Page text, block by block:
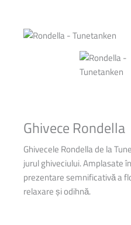
Ghivece Rondella
Ghivecele Rondella de la
jurul ghiveciului.Amplasate
prezentare semnificativă a
relaxare și odihnă.